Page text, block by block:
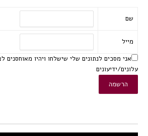
שם
מייל
אני מסכים לנתונים שלי שישלחו ויהיו מאוחסנים
עלונים/ידיעונים